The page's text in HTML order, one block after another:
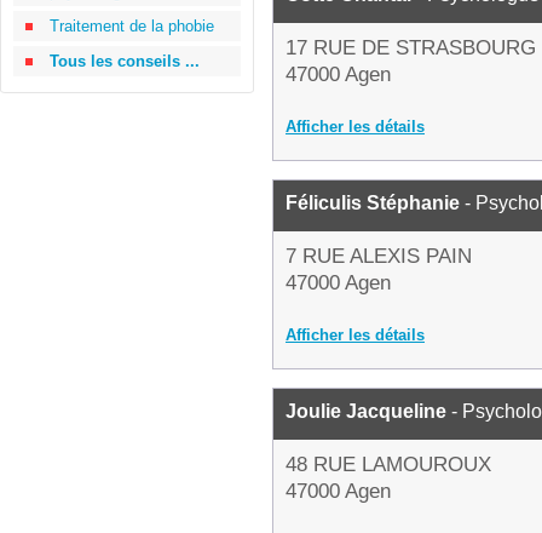
Traitement de la phobie
Tous les conseils ...
17 RUE DE STRASBOURG
47000 Agen
Afficher les détails
Féliculis Stéphanie -
7 RUE ALEXIS PAIN
47000 Agen
Afficher les détails
Joulie Jacqueline -
48 RUE LAMOUROUX
47000 Agen